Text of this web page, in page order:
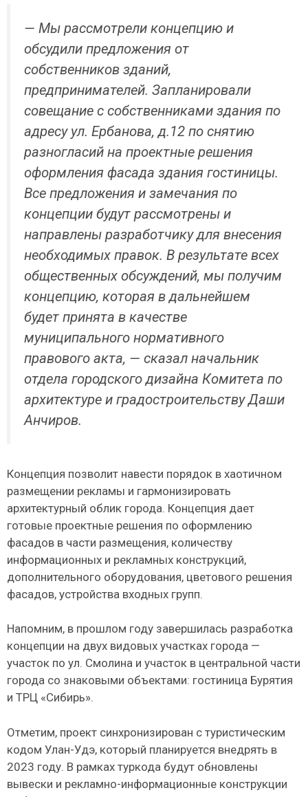
— Мы рассмотрели концепцию и
обсудили предложения от
собственников зданий,
предпринимателей. Запланировали
совещание с собственниками здания по
адресу ул. Ербанова, д.12 по снятию
разногласий на проектные решения
оформления фасада здания гостиницы.
Все предложения и замечания по
концепции будут рассмотрены и
направлены разработчику для внесения
необходимых правок. В результате всех
общественных обсуждений, мы получим
концепцию, которая в дальнейшем
будет принята в качестве
муниципального нормативного
правового акта, — сказал начальник
отдела городского дизайна Комитета по
архитектуре и градостроительству Даши
Анчиров.
Концепция позволит навести порядок в хаотичном
размещении рекламы и гармонизировать
архитектурный облик города. Концепция дает
готовые проектные решения по оформлению
фасадов в части размещения, количеству
информационных и рекламных конструкций,
дополнительного оборудования, цветового решения
фасадов, устройства входных групп.
Напомним, в прошлом году завершилась разработка
концепции на двух видовых участках города —
участок по ул. Смолина и участок в центральной части
города со знаковыми объектами: гостиница Бурятия
и ТРЦ «Сибирь».
Отметим, проект синхронизирован с туристическим
кодом Улан-Удэ, который планируется внедрять в
2023 году. В рамках туркода будут обновлены
вывески и рекламно-информационные конструкции